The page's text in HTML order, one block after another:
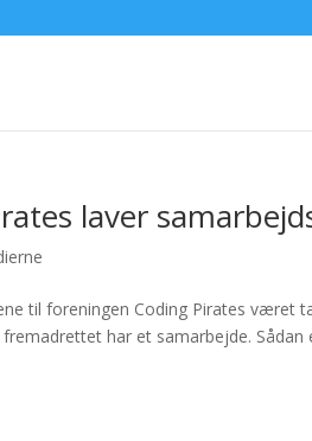
laver
til foreningen Coding Pirates
har et samarbejde.